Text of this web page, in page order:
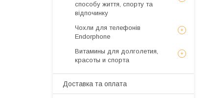
способу життя, спорту та
відпочинку
Чохли для телефонів
Endorphone
Витамины для долголетия,
красоты и спорта
Доставка та оплата